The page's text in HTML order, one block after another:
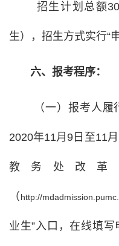
招生计划总额
生），招生方式实行“
六、报考程序：
（一）报考人
2020年11月9日至11
教务处改革
（ http://
业生”入口，在线填